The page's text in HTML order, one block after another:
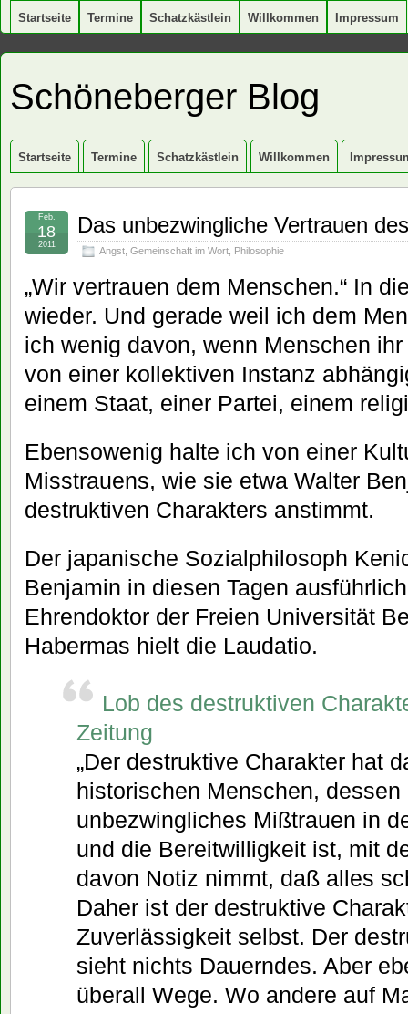
Startseite Termine Schatzkästlein Willkommen Impressum
Schöneberger Blog
Startseite Termine Schatzkästlein Willkommen
Das unbezwingliche Vertrauen
Angst Gemeinschaft im Wort Philosophie
Feb.
18
2011
„Wir vertrauen dem Menschen.“ In
wieder. Und gerade weil ich dem
ich wenig davon, wenn Menschen
von einer kollektiven Instanz
einem Staat, einer Partei, einem
Ebensowenig halte ich von einer
Misstrauens, wie sie etwa Walter
destruktiven Charakters anstimmt.
Der japanische Sozialphilosoph
Benjamin in diesen Tagen
Ehrendoktor der Freien Universität
Habermas hielt die Laudatio.
Lob des destruktiven
Zeitung
„Der destruktive Charakter hat
historischen Menschen,
unbezwingliches Mißtrauen in
und die Bereitwilligkeit ist, mit
davon Notiz nimmt, daß alles
Daher ist der destruktive
Zuverlässigkeit selbst. Der
sieht nichts Dauerndes. Aber
überall Wege. Wo andere auf